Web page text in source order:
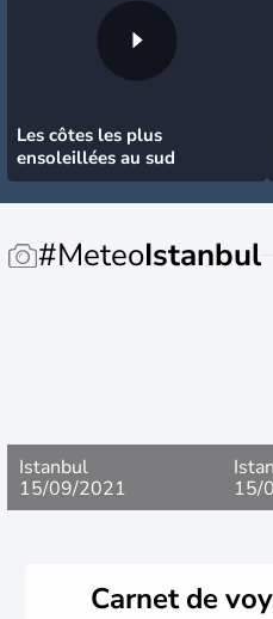
Les côtes les plus
ensoleillées au sud
#MeteoIstanbul
Istanbul
15/09/2021
15/
Carnet de